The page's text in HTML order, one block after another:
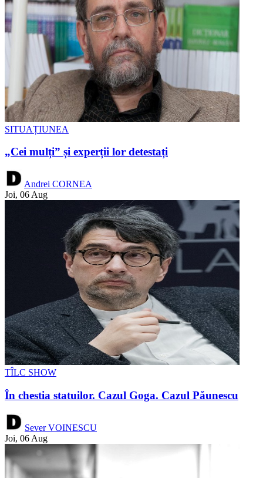
SITUAȚIUNEA
„Cei mulți” și experții lor detestați
Andrei CORNEA
Joi, 06 Aug
TÎLC SHOW
În chestia statuilor. Cazul Goga. Cazul Păunescu
Sever VOINESCU
Joi, 06 Aug